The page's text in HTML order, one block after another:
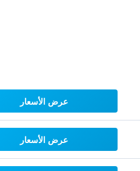
عرض الأسعار
عرض الأسعار